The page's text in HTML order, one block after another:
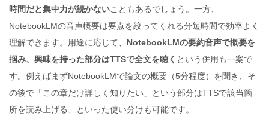
時間だと集中力が続かないこともあるでしょう。一方、
NotebookLMの音声概要は要点を絞ってくれる分短時間で効率よく
理解できます。用途に応じて、 NotebookLMの要約音声で概要を
掴み、興味を持った部分はTTSで全文を聴く という併用も一案で
す。例えばまずNotebookLMで論文の概要（5分程度）を聞き、そ
の後で「この章だけ詳しく知りたい」という部分はTTSで該当箇
所を読み上げる、といった使い分けも可能です。